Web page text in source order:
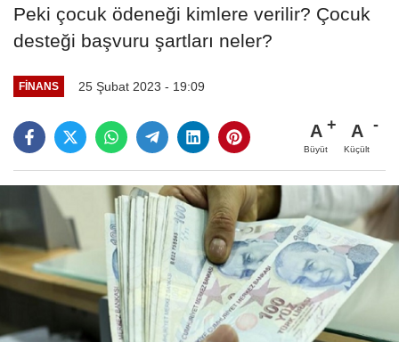
Peki çocuk ödeneği kimlere verilir? Çocuk
desteği başvuru şartları neler?
FINANS 25 Şubat 2023 - 19:09
A
Büyüt
A
Küçült